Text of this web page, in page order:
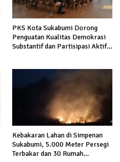
PKS Kota Sukabumi Dorong
Penguatan Kualitas Demokrasi
Substantif dan Partisipasi Aktif
Kebakaran Lahan di Simpenan
Sukabumi, 5.000 Meter Persegi
Terbakar dan 30 Rumah